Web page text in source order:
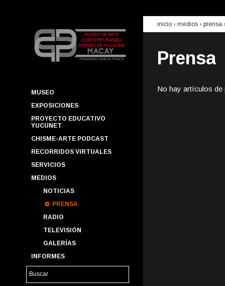
MUSEO
EXPOSICIONES
PROYECTO EDUCATIVO
YUCUNET
CHISME-ARTE PODCAST
RECORRIDOS VIRTUALES
SERVICIOS
MEDIOS
NOTICIAS
PRENSA
RADIO
TELEVISIÓN
GALERÍAS
INFORMES
inicio › medios › prensa
Prensa
No hay artículos de